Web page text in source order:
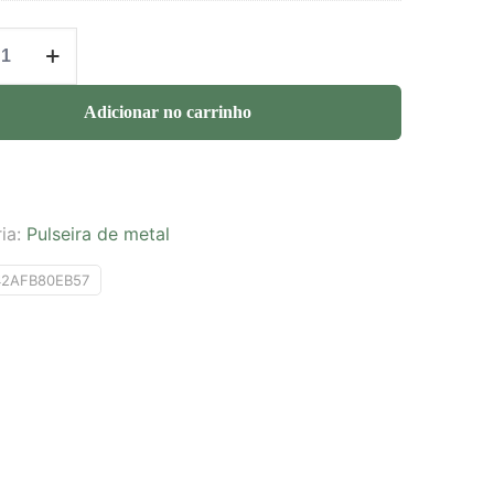
Adicionar no carrinho
Pulseira de metal